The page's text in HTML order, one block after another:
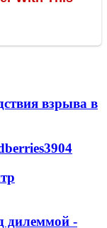
взрыва в
3904
дилеммой -